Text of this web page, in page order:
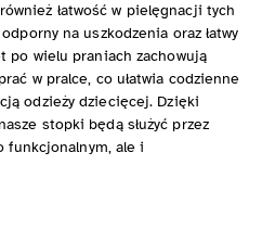
łatwość w pielęgnacji tych
na uszkodzenia oraz łatwy
po wielu praniach zachowują
w pralce, co ułatwia codzienne
odzieży dziecięcej. Dzięki
stopki będą służyć przez
funkcjonalnym, ale i